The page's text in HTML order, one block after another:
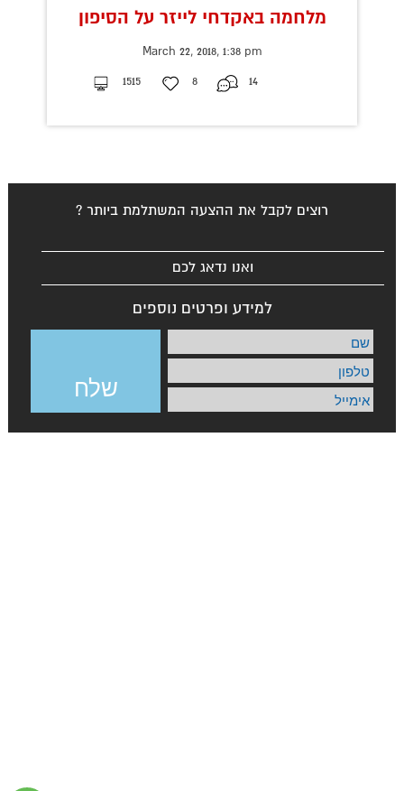
מלחמה באקדחי לייזר על הסיפון
March 22, 2018, 1:38 pm
1515 8 14
רוצים לקבל את ההצעה המשתלמת ביותר ?
ואנו נדאג לכם
למידע ופרטים נוספים